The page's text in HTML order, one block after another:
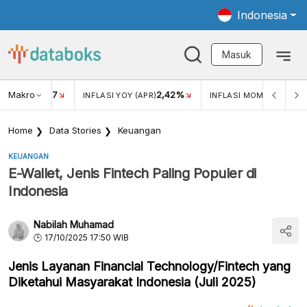
Indonesia
Masuk
Makro
USD/IDR 17 INFLASI YOY (APR)2,42% INFLASI MOM (MAR)
Home Data Stories Keuangan
KEUANGAN
E-Wallet, Jenis Fintech Paling Populer di
Indonesia
Nabilah Muhamad
17/10/2025 17:50 WIB
Jenis Layanan Financial Technology/Fintech yang
Diketahui Masyarakat Indonesia (Juli 2025)